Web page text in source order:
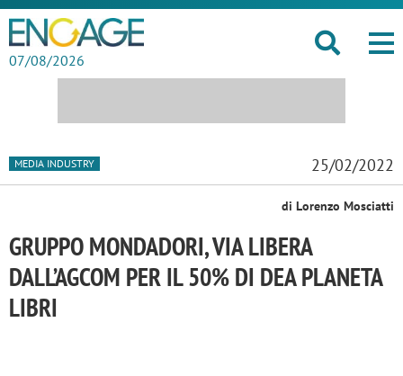
07/08/2026
MEDIA INDUSTRY 25/02/2022
di Lorenzo Mosciatti
GRUPPO MONDADORI, VIA LIBERA
DALL’AGCOM PER IL 50% DI DEA PLANETA
LIBRI